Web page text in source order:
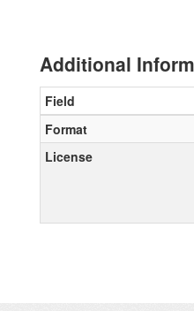
Additional
Field
Format
License